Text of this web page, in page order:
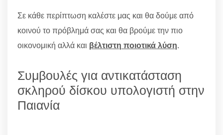
Σε κάθε περίπτωση καλέστε μας και θα δούμε από
κοινού το πρόβλημά σας και θα βρούμε την πιο
οικονομική αλλά και βέλτιστη ποιοτικά λύση.
Συμβουλές για αντικατάσταση
σκληρού δίσκου υπολογιστή στην
Παιανία